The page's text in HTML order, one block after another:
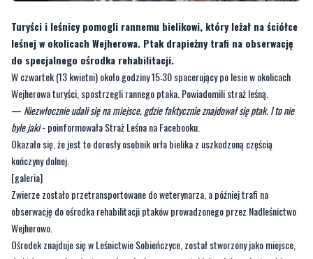
W czwartek (13 kwietni) około godziny 15:30 spacerujący po lesie w okolicach
Wejherowa turyści, spostrzegli rannego ptaka. Powiadomili straż leśną.
— Niezwłocznie udali się na miejsce, gdzie faktycznie znajdował się ptak. I to nie
byle jaki- poinformowała Straż Leśna na Facebooku.
Okazało się, że jest to dorosły osobnik orła bielika z uszkodzoną częścią
kończyny dolnej.
[galeria]
Zwierze zostało przetransportowane do weterynarza, a później trafi na
obserwację do ośrodka rehabilitacji ptaków prowadzonego przez Nadleśnictwo
Wejherowo.
Ośrodek znajduje się w Leśnictwie Sobieńczyce, został stworzony jako miejsce,
do którego można dostarczyć znalezione, ranne ptaki drapieżne - jastrzębiowe,
sokołowate, sowy.